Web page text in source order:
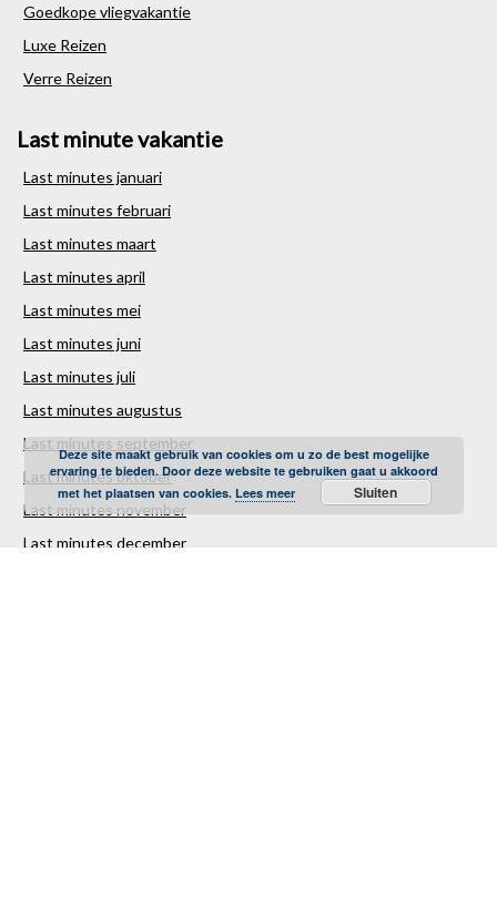
Goedkope vliegvakantie
Luxe Reizen
Verre Reizen
Last minute vakantie
Last minutes januari
Last minutes februari
Last minutes maart
Last minutes april
Last minutes mei
Last minutes juni
Last minutes juli
Last minutes augustus
Last minutes september
Last minutes oktober
Last minutes november
Last minutes december
Deze site maakt gebruik van cookies om u zo de best mogelijke
ervaring te bieden. Door deze website te gebruiken gaat u akkoord
met het plaatsen van cookies. Lees meer Sluiten